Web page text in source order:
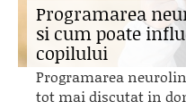
Programarea
si cum poate
copilului
Programarea
tot mai discutat in